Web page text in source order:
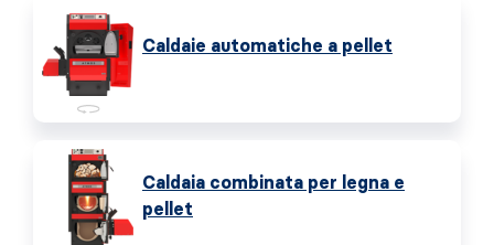
Caldaie automatiche a pellet
Caldaia combinata per legna e
pellet